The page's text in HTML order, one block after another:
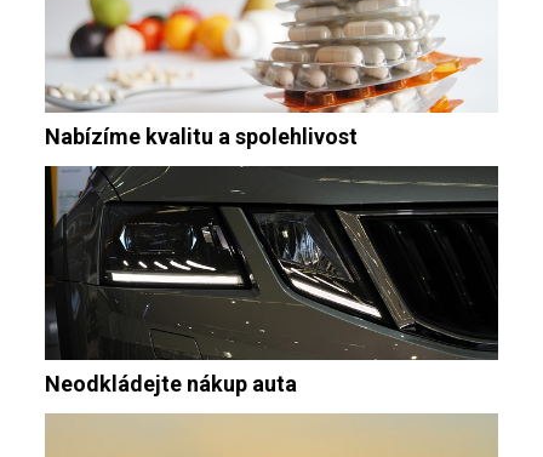
Nabízíme kvalitu a spolehlivost
Neodkládejte nákup auta